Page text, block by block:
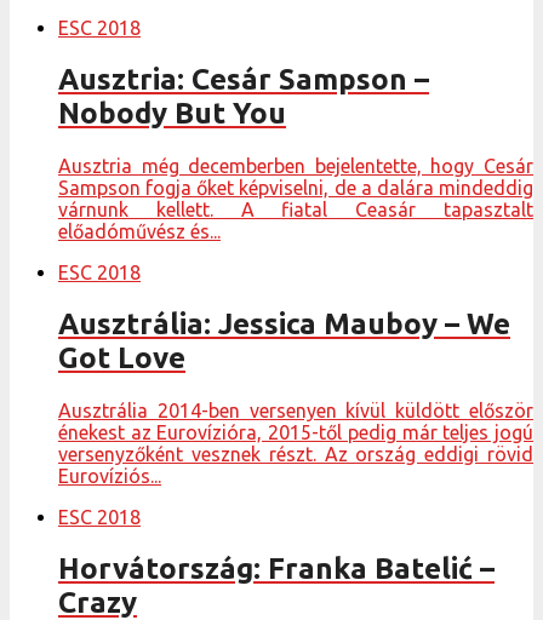
ESC 2018
Ausztria: Cesár Sampson –
Nobody But You
Ausztria még decemberben bejelentette, hogy Cesár
Sampson fogja őket képviselni, de a dalára mindeddig
várnunk kellett. A fiatal Ceasár tapasztalt
előadóművész és...
ESC 2018
Ausztrália: Jessica Mauboy – We
Got Love
Ausztrália 2014-ben versenyen kívül küldött először
énekest az Eurovízióra, 2015-től pedig már teljes jogú
versenyzőként vesznek részt. Az ország eddigi rövid
Eurovíziós...
ESC 2018
Horvátország: Franka Batelić –
Crazy